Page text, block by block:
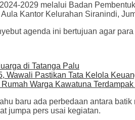
2029 melalui Badan
Kantor Kelurahan Siranindi,
agenda ini bertujuan agar
di Tatanga Palu
Wawali Pastikan Tata Kelola
Warga Kawatuna
baru ada perbedaan antara
jumpa pers usai kegiatan.